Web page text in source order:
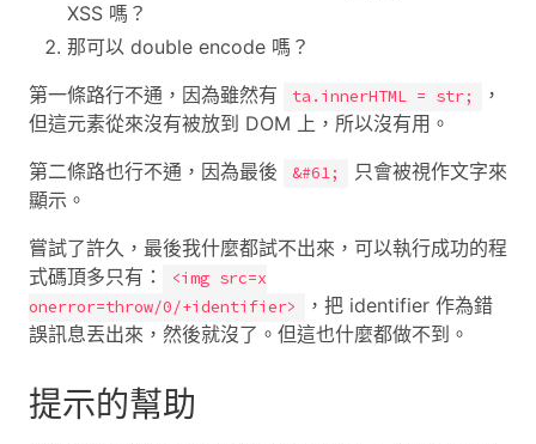
XSS 嗎？
那可以 double encode 嗎？
第一條路行不通，因為雖然有
ta.innerHTML = str;
，
但這元素從來沒有被放到 DOM 上，所以沒有用。
第二條路也行不通，因為最後
&#61;
只會被視作文字來
顯示。
嘗試了許久，最後我什麼都試不出來，可以執行成功的程
式碼頂多只有：
<img src=x
onerror=throw/0/+identifier>
，把 identifier 作為錯
誤訊息丟出來，然後就沒了。但這也什麼都做不到。
提示的幫助